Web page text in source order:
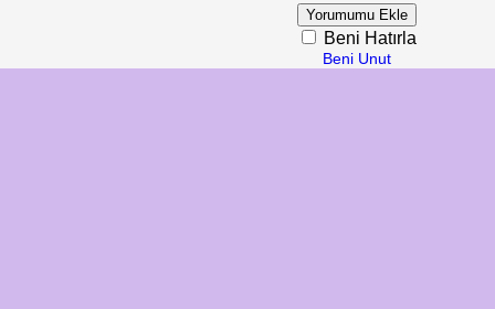
Beni Hatırla
Beni Unut